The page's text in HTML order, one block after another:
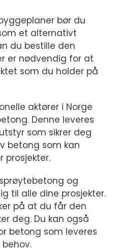
bør du
et alternativt
du bestille den
er nødvendig for at
som du holder på
aktører i Norge
Denne leveres
som sikrer deg
betong som kan
prosjekter.
og
til alle dine prosjekter.
på at du får den
deg. Du kan også
betong som leveres